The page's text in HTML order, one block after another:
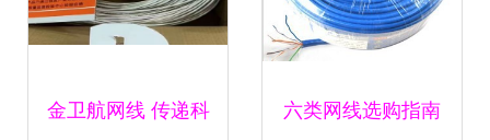
金卫航网线 传递科 六类网线选购指南